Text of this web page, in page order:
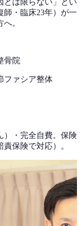
師・臨床23年）が一
。
骨院
ファシア整体
・ 完全自費。保険
保険で対応）。